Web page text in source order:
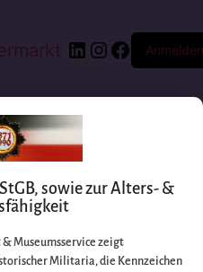
Anmelden
sowie zur Alters- &
Museumsservice zeigt
Militaria, die Kennzeichen